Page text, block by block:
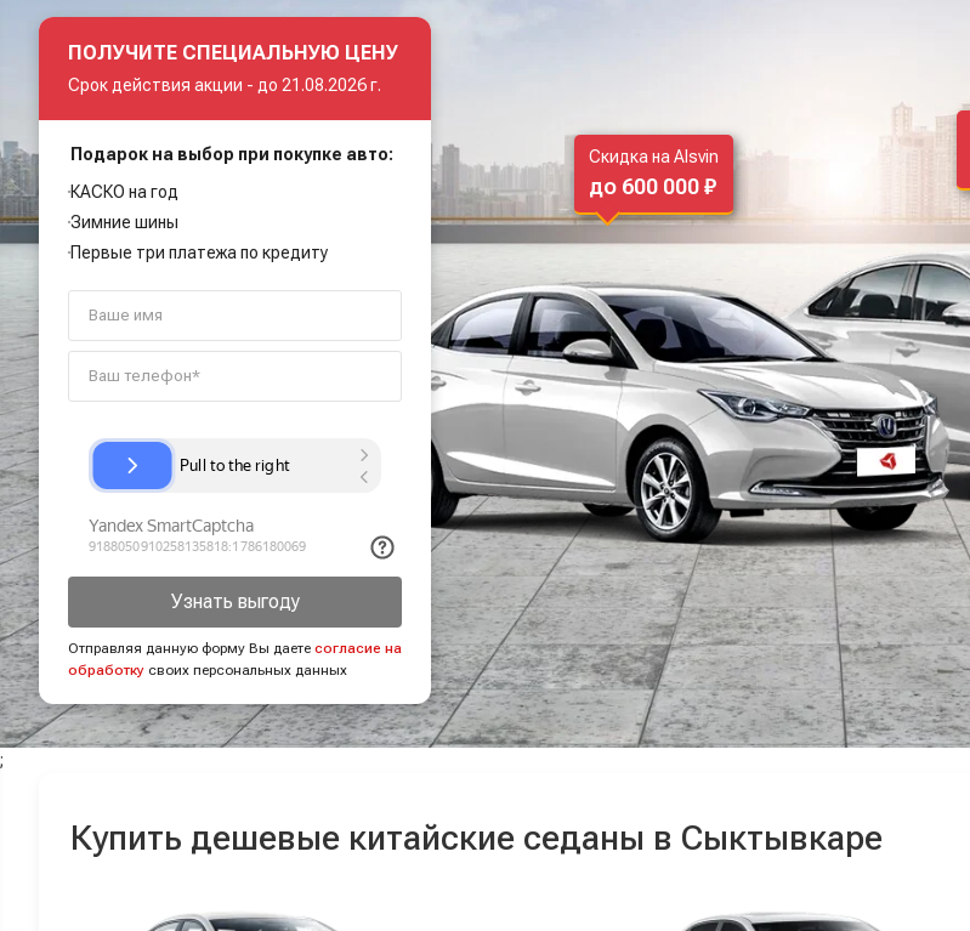
ПОЛУЧИТЕ СПЕЦИАЛЬНУЮ ЦЕНУ
Срок действия акции - до 21.08.2026 г.
Подарок на выбор при покупке авто:
КАСКО на год
Зимние шины
Первые три платежа по кредиту
Узнать выгоду
Отправляя данную форму Вы даете согласие на
обработку своих персональных данных
Скидка на Alsvin
до 600 000 ₽
;
Купить дешевые китайские седаны в Сыктывкаре